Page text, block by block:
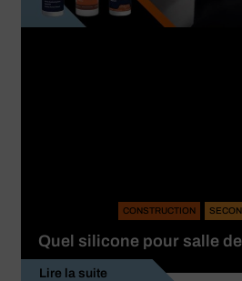
CONSTRUCTION
Quel silicone pour salle
Lire la suite